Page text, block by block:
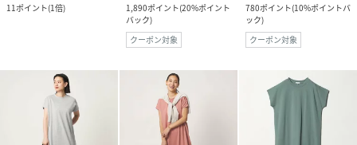
11ポイント(1倍)
1,890ポイント(20%ポイント
バック)
クーポン対象
780ポイント(10%ポイントバ
ック)
クーポン対象